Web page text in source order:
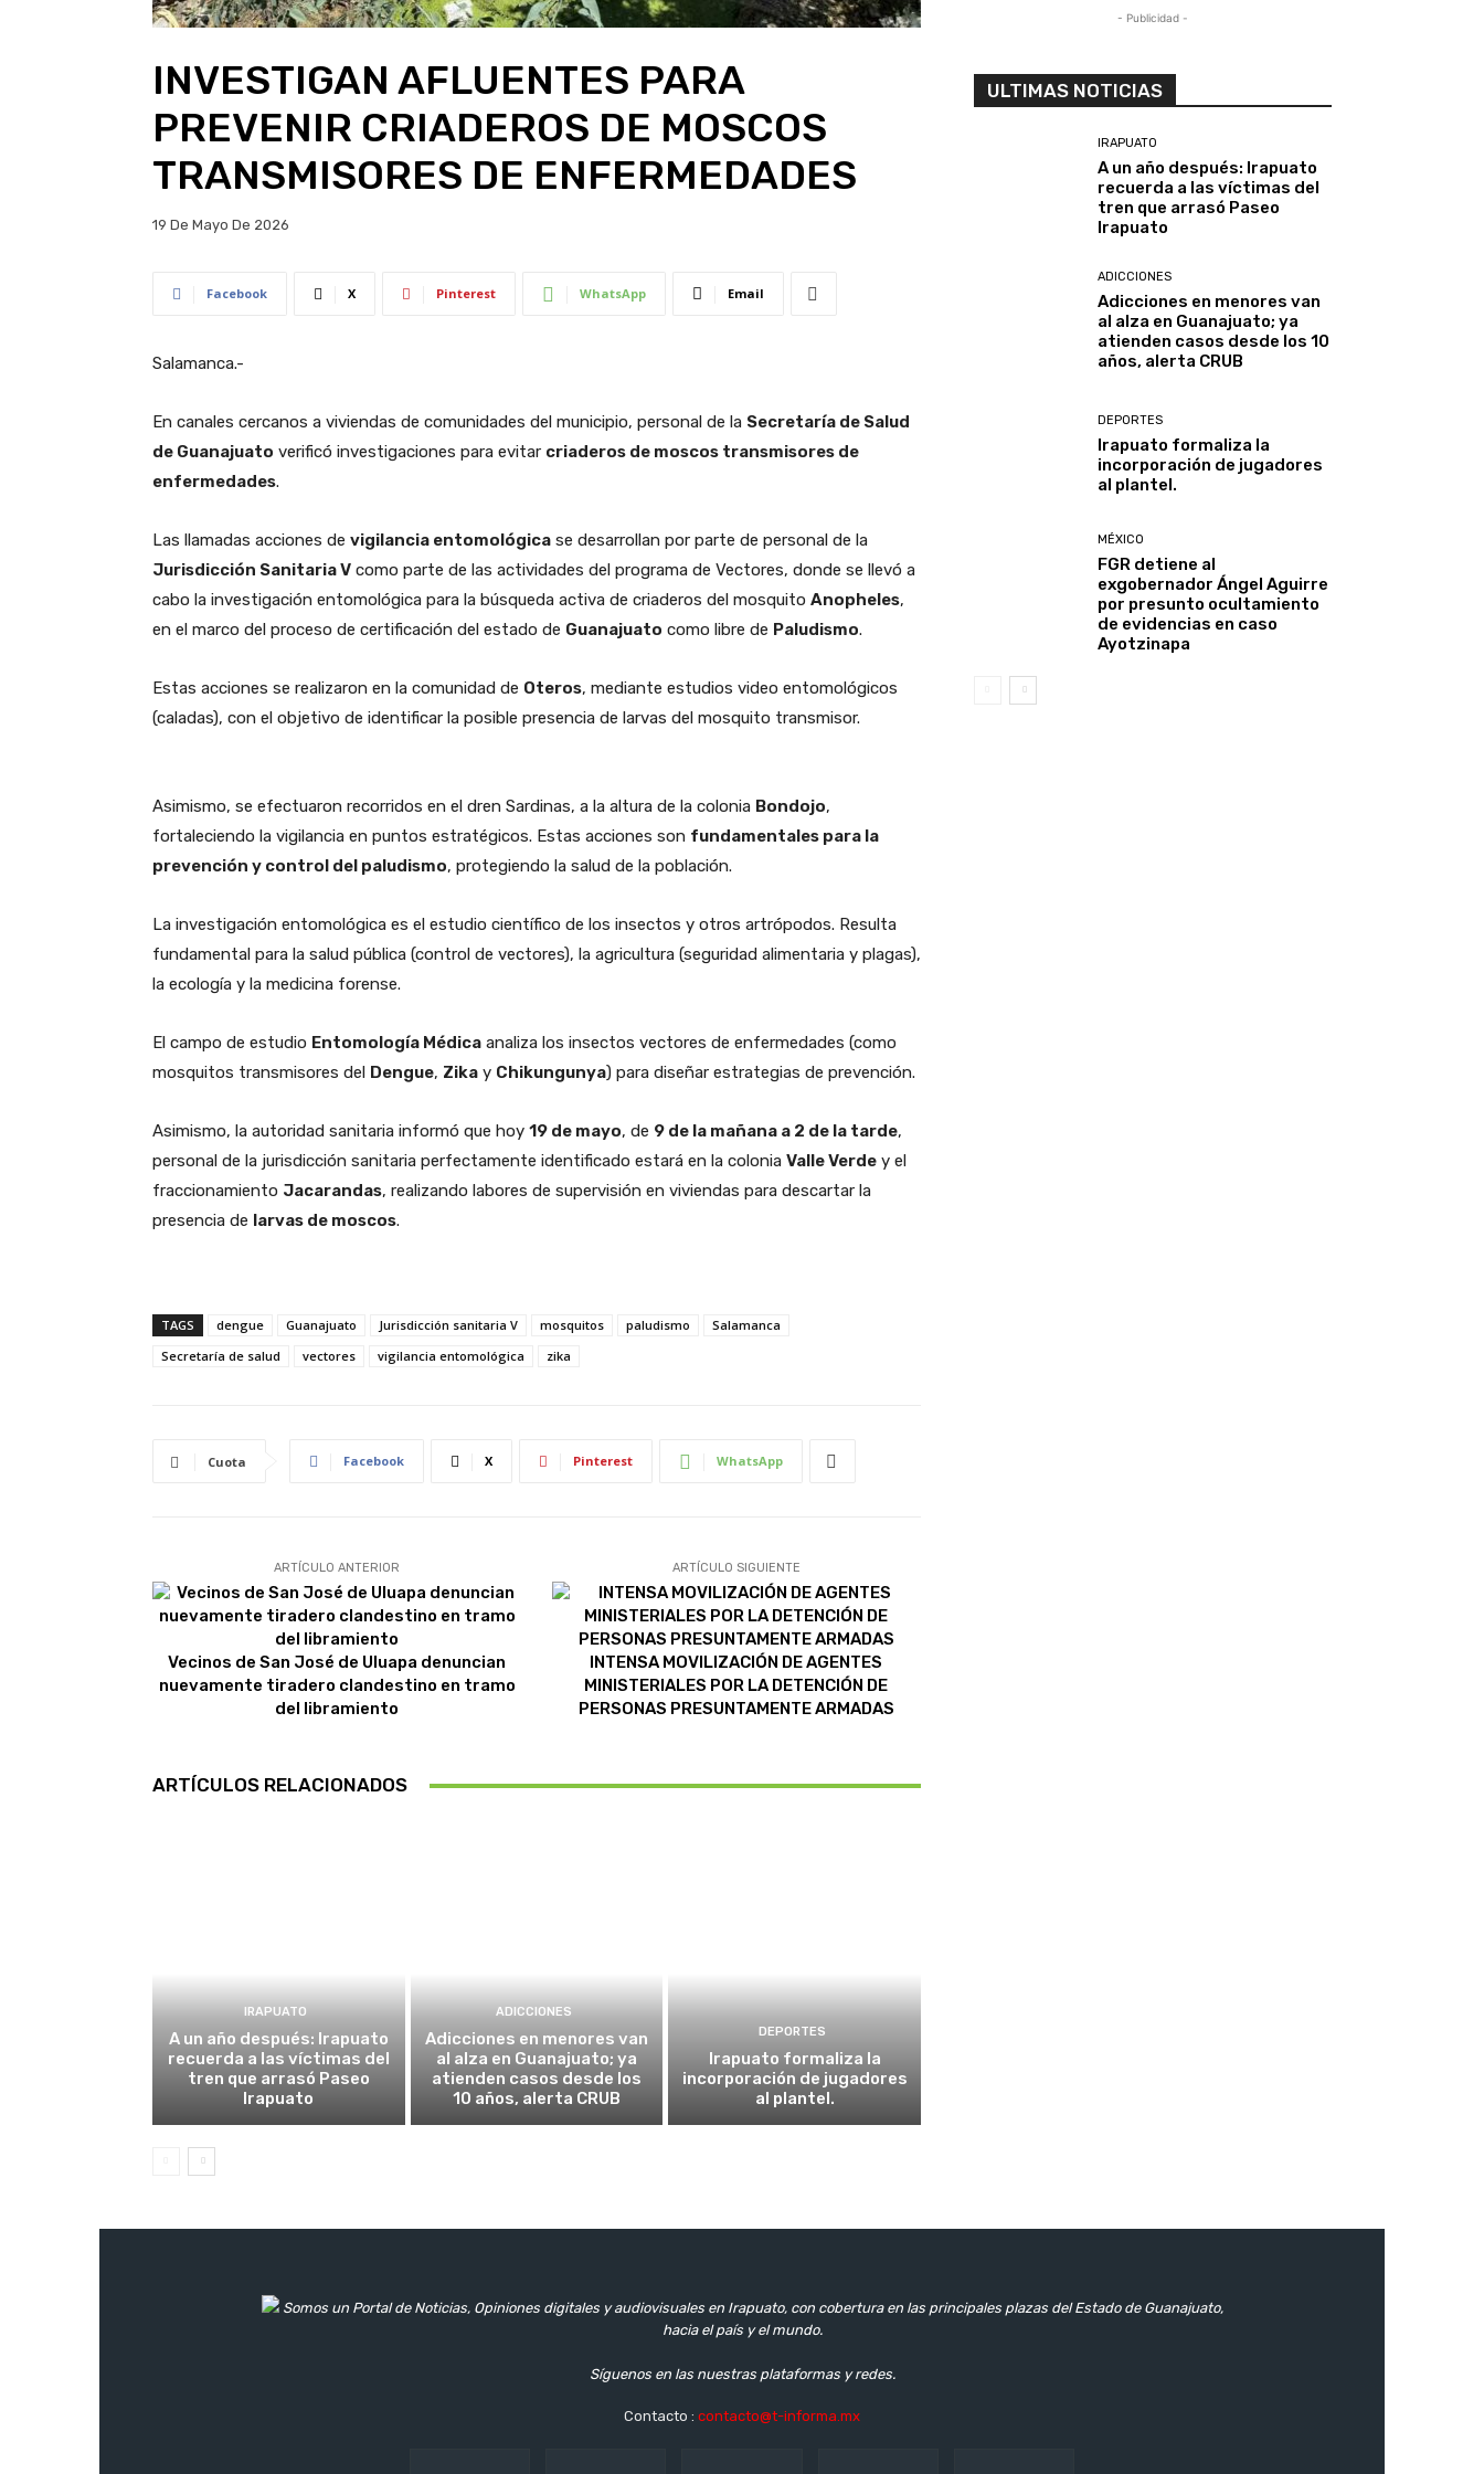
INVESTIGAN AFLUENTES PARA
PREVENIR CRIADEROS DE MOSCOS
TRANSMISORES DE ENFERMEDADES
19 De Mayo De 2026
Facebook X Pinterest WhatsApp Email
Salamanca.-
En canales cercanos a viviendas de comunidades del municipio, personal de la Secretaría de Salud
de Guanajuato verificó investigaciones para evitar criaderos de moscos transmisores de
enfermedades.
Las llamadas acciones de vigilancia entomológica se desarrollan por parte de personal de la
Jurisdicción Sanitaria V como parte de las actividades del programa de Vectores, donde se llevó a
cabo la investigación entomológica para la búsqueda activa de criaderos del mosquito Anopheles,
en el marco del proceso de certificación del estado de Guanajuato como libre de Paludismo.
Estas acciones se realizaron en la comunidad de Oteros, mediante estudios video entomológicos
(caladas), con el objetivo de identificar la posible presencia de larvas del mosquito transmisor.
Asimismo, se efectuaron recorridos en el dren Sardinas, a la altura de la colonia Bondojo,
fortaleciendo la vigilancia en puntos estratégicos. Estas acciones son fundamentales para la
prevención y control del paludismo, protegiendo la salud de la población.
La investigación entomológica es el estudio científico de los insectos y otros artrópodos. Resulta
fundamental para la salud pública (control de vectores), la agricultura (seguridad alimentaria y plagas),
la ecología y la medicina forense.
El campo de estudio Entomología Médica analiza los insectos vectores de enfermedades (como
mosquitos transmisores del Dengue, Zika y Chikungunya) para diseñar estrategias de prevención.
Asimismo, la autoridad sanitaria informó que hoy 19 de mayo, de 9 de la mañana a 2 de la tarde,
personal de la jurisdicción sanitaria perfectamente identificado estará en la colonia Valle Verde y el
fraccionamiento Jacarandas, realizando labores de supervisión en viviendas para descartar la
presencia de larvas de moscos.
TAGS dengue Guanajuato Jurisdicción sanitaria V mosquitos paludismo
Salamanca
Secretaría de salud
vectores vigilancia entomológica zika
Cuota Facebook X Pinterest WhatsApp
ARTÍCULO ANTERIOR
Vecinos de San José de Uluapa denuncian
nuevamente tiradero clandestino en tramo
del libramiento
ARTÍCULO SIGUIENTE
INTENSA MOVILIZACIÓN DE AGENTES
MINISTERIALES POR LA DETENCIÓN DE
PERSONAS PRESUNTAMENTE ARMADAS
ARTÍCULOS RELACIONADOS
IRAPUATO
A un año después: Irapuato
recuerda a las víctimas del
tren que arrasó Paseo
Irapuato
ADICCIONES
Adicciones en menores van
al alza en Guanajuato; ya
atienden casos desde los
10 años, alerta CRUB
DEPORTES
Irapuato formaliza la
incorporación de jugadores
al plantel.
- Publicidad -
ULTIMAS NOTICIAS
IRAPUATO
A un año después: Irapuato
recuerda a las víctimas del
tren que arrasó Paseo
Irapuato
ADICCIONES
Adicciones en menores van
al alza en Guanajuato; ya
atienden casos desde los 10
años, alerta CRUB
DEPORTES
Irapuato formaliza la
incorporación de jugadores
al plantel.
MÉXICO
FGR detiene al
exgobernador Ángel Aguirre
por presunto ocultamiento
de evidencias en caso
Ayotzinapa
Somos un Portal de Noticias, Opiniones digitales y audiovisuales en Irapuato, con cobertura en las principales plazas del Estado de Guanajuato,
hacia el país y el mundo.
Síguenos en las nuestras plataformas y redes.
Contacto : contacto@t-informa.mx